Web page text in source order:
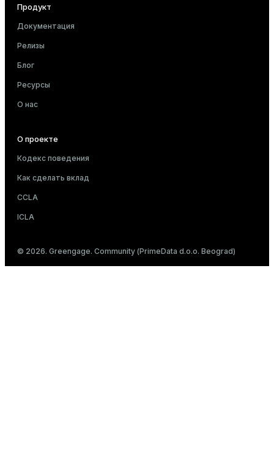
Продукт
Документация
Релизы
Блог
Ресурсы
О нас
О проекте
Кодекс поведения
Как сделать вклад
CCLA
ICLA
© 2026. Greengage. Community (PrimeData d.o.o. Beograd)